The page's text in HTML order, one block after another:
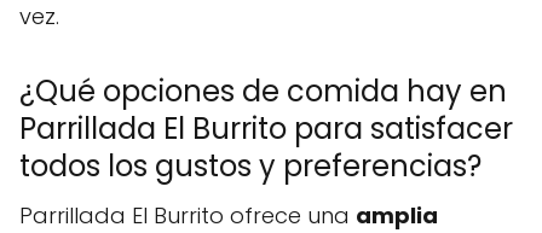
vez.
¿Qué opciones de comida hay en
Parrillada El Burrito para satisfacer
todos los gustos y preferencias?
Parrillada El Burrito ofrece una amplia